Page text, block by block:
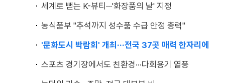
세계로 뻗는 K-뷰티···'화장품의 날' 지정
농식품부 "추석까지 성수품 수급 안정 총력"
'문화도시 박람회' 개최···전국 37곳 매력 한자리에
스포츠 경기장에서도 친환경···다회용기 열풍